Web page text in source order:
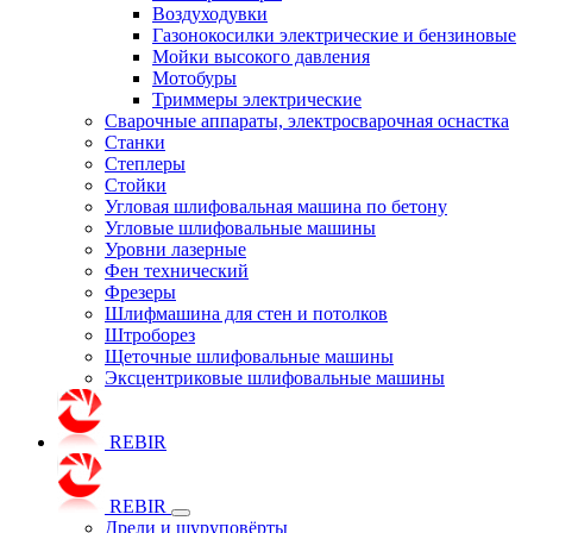
Воздуходувки
Газонокосилки электрические и бензиновые
Мойки высокого давления
Мотобуры
Триммеры электрические
Сварочные аппараты, электросварочная оснастка
Станки
Степлеры
Стойки
Угловая шлифовальная машина по бетону
Угловые шлифовальные машины
Уровни лазерные
Фен технический
Фрезеры
Шлифмашина для стен и потолков
Штроборез
Щеточные шлифовальные машины
Эксцентриковые шлифовальные машины
REBIR
REBIR
Дрели и шуруповёрты